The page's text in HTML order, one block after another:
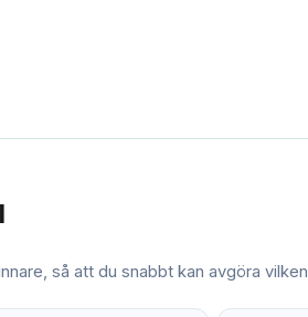
så att du snabbt kan avgöra vilken